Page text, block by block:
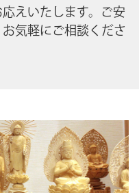
応えいたします。ご安
気軽にご相談くださ